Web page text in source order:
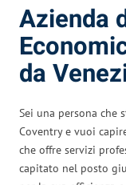
Azienda
da
Sei una persona che
Coventry e vuoi
che offre servizi
capitato nel posto